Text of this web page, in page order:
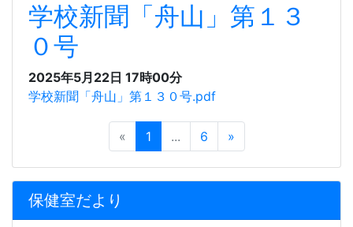
学校新聞「舟山」第１３
０号
2025年5月22日 17時00分
学校新聞「舟山」第１３０号.pdf
« 1 ... 6 »
保健室だより